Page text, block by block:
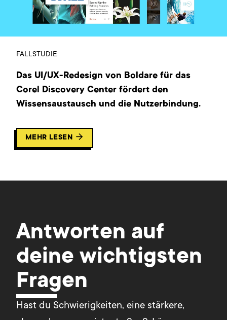
FALLSTUDIE
Das UI/UX-Redesign von Boldare für das
Corel Discovery Center fördert den
Wissensaustausch und die Nutzerbindung.
MEHR LESEN
Antworten auf
deine wichtigsten
Fragen
Hast du Schwierigkeiten, eine stärkere,